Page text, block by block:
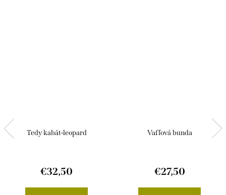
Tedy kabát-leopard
€32,50
Vafľová bunda
€27,50